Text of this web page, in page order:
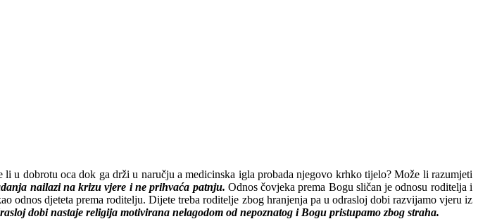
u dobrotu oca dok ga drži u naručju a medicinska igla probada njegovo krhko tijelo? Može li razumjeti
nailazi na krizu vjere i ne prihvaća patnju. Odnos čovjeka prema Bogu sličan je odnosu roditelja i
odnos djeteta prema roditelju. Dijete treba roditelje zbog hranjenja pa u odrasloj dobi razvijamo vjeru iz
dobi nastaje religija motivirana nelagodom od nepoznatog i Bogu pristupamo zbog straha.